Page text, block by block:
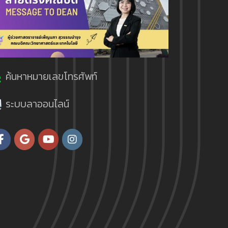
ค้นหาหมายเลขโทรศัพท์
ระบบลาออนไลน์